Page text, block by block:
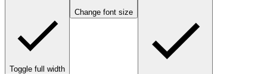
Toggle full width
Change font size